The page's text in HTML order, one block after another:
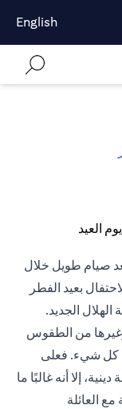
English
صيام طويل خلال
بعيد الفطر
الجديد.
من الطقوس
كل شيء. فعلى
إلا أنه غالبًا ما
العائلة